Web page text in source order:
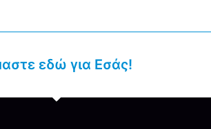
εδώ για Εσάς!